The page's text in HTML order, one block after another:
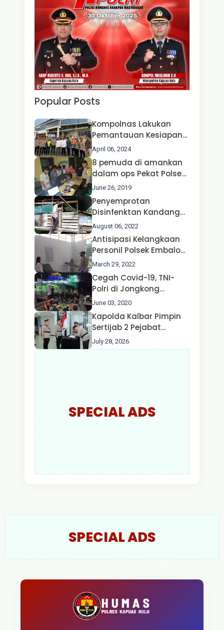
Popular Posts
Kompolnas Lakukan
Pemantauan Kesiapan
Operasi Ketupat 2024 di
Polda Jatim Bersama
Kapolri dan Menteri
Perhubungan
April 06, 2024
8 pemuda di amankan
dalam ops Pekat Polsek
Jongkong
June 26, 2019
Penyemprotan
Disinfenktan Kandang
Ternak Kambing warga
Oleh Satgas Ops Aman
Nusa II Polda Kalbar*
August 06, 2022
Antisipasi Kelangkaan
Personil Polsek Embaloh
Hulu Gencar Lakukan
Pengecekan Oksigen
March 29, 2022
Cegah Covid-19, TNI-
Polri di Jongkong
Himbau Masyarakat
Jangan Kumpul Hinga
Larut Malam.
June 03, 2020
Kapolda Kalbar Pimpin
Sertijab 2 Pejabat
Utama dan 7 Kapolres,
AKBP Wisnu Perdana
July 28, 2026
SPECIAL ADS
SPECIAL ADS